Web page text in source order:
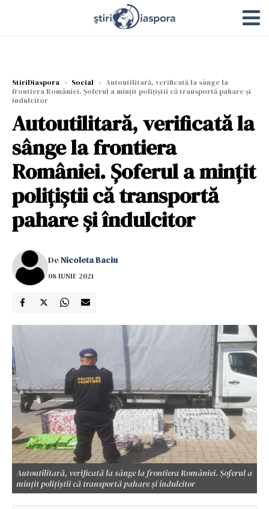
StiriDiaspora › Social › Autoutilitară, verificată la sânge la
frontiera României. Șoferul a mințit polițiștii că transportă pahare şi
îndulcitor
Autoutilitară, verificată la
sânge la frontiera
României. Șoferul a mințit
polițiștii că transportă
pahare şi îndulcitor
DeNicoleta Baciu
08 IUNIE 2021
Autoutilitară, verificată la sânge la frontiera României. Șoferul a
mințit polițiștii că transportă pahare şi îndulcitor